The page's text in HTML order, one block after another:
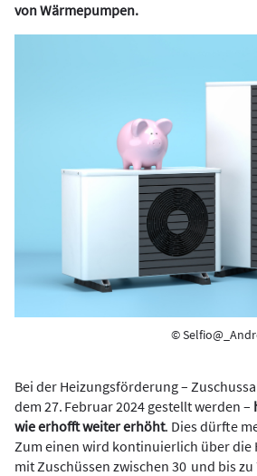
von Wärmepumpen.
©
Bei der Heizungsförderung –
dem 27. Februar 2024 gestellt werden –
wie erhofft weiter erhöht. Dies dürfte
Zum einen wird kontinuierlich über die
mit Zuschüssen zwischen 30 und bis zu